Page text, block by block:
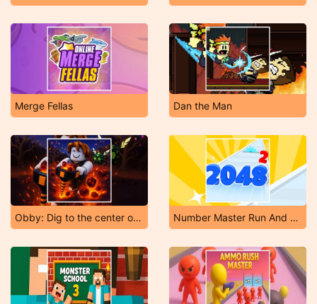
Merge Fellas Dan the Man
Obby: Dig to the center of the Earth Number Master Run And Merge